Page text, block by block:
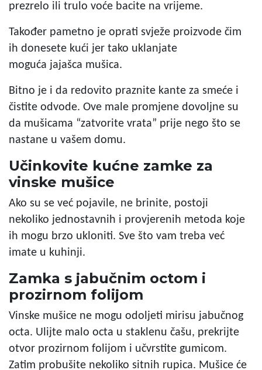
prezrelo ili trulo voće bacite na vrijeme.
Također pametno je oprati svježe proizvode čim
ih donesete kući jer tako uklanjate
moguća jajašca mušica.
Bitno je i da redovito praznite kante za smeće i
čistite odvode. Ove male promjene dovoljne su
da mušicama “zatvorite vrata” prije nego što se
nastane u vašem domu.
Učinkovite kućne zamke za
vinske mušice
Ako su se već pojavile, ne brinite, postoji
nekoliko jednostavnih i provjerenih metoda koje
ih mogu brzo ukloniti. Sve što vam treba već
imate u kuhinji.
Zamka s jabučnim octom i
prozirnom folijom
Vinske mušice ne mogu odoljeti mirisu jabučnog
octa. Ulijte malo octa u staklenu čašu, prekrijte
otvor prozirnom folijom i učvrstite gumicom.
Zatim probušite nekoliko sitnih rupica. Mušice će